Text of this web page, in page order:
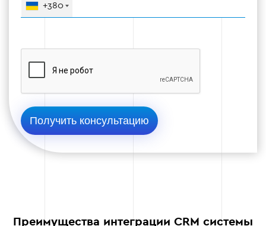
Выявление и устранение возможных
ошибок в работе системы.
Проверка корректности отображения
данных и взаимодействия между
платформами.
+380
Преимущества интеграции CRM системы